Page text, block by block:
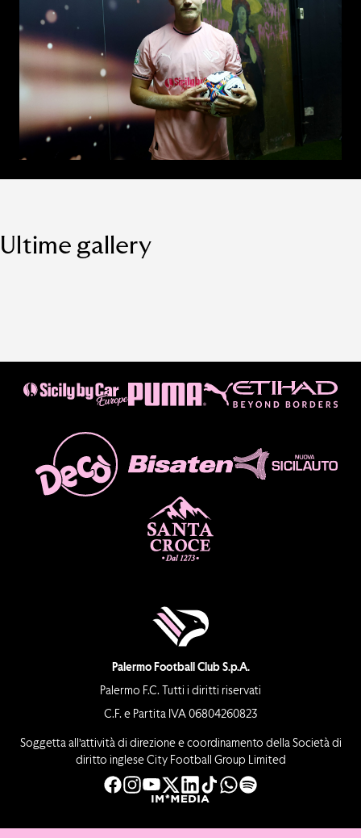
Ultime gallery
Palermo Football Club S.p.A.
Palermo F.C. Tutti i diritti riservati
C.F. e Partita IVA 06804260823
Soggetta all’attività di direzione e coordinamento della Società di
diritto inglese City Football Group Limited